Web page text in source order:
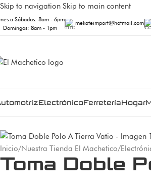
Skip to navigation Skip to main content
a Sábados: 8am - 6pm
Domingos: 8am - 1pm
mekateimport@hotmail.com
ElectrónicoFerreteríaHogar
Inicio/Nuestra Tienda El Machetico/
Toma Doble